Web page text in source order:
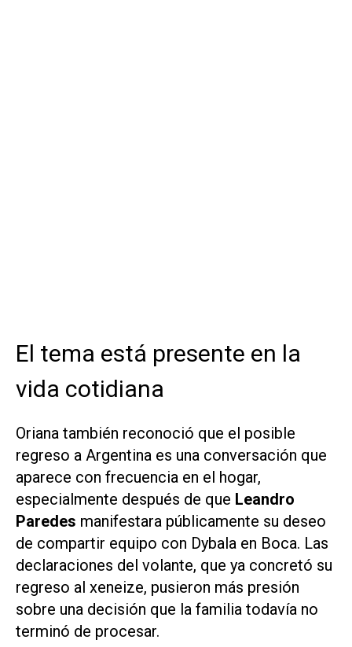
El tema está presente en la
vida cotidiana
Oriana también reconoció que el posible
regreso a Argentina es una conversación que
aparece con frecuencia en el hogar,
especialmente después de que Leandro
Paredes manifestara públicamente su deseo
de compartir equipo con Dybala en Boca. Las
declaraciones del volante, que ya concretó su
regreso al xeneize, pusieron más presión
sobre una decisión que la familia todavía no
terminó de procesar.